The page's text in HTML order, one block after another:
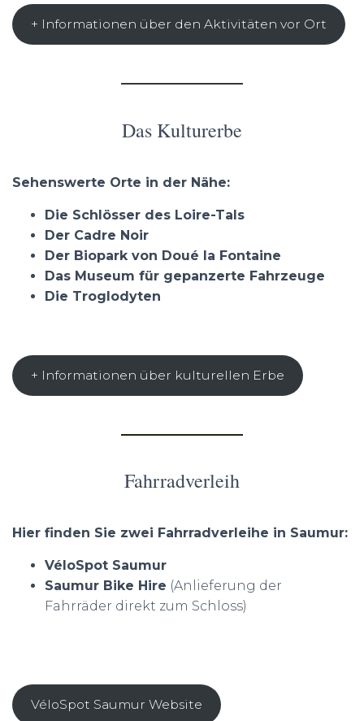
+ Informationen über den Aktivitäten vor Ort
Das Kulturerbe
Sehenswerte Orte in der Nähe:
Die Schlösser des Loire-Tals
Der Cadre Noir
Der Biopark von Doué la Fontaine
Das Museum für gepanzerte Fahrzeuge
Die Troglodyten
+ Informationen über kulturellen Erbe
Fahrradverleih
Hier finden Sie zwei Fahrradverleihe in Saumur:
VéloSpot Saumur
Saumur Bike Hire (Anlieferung der
Fahrräder direkt zum Schloss)
VéloSpot Saumur Website